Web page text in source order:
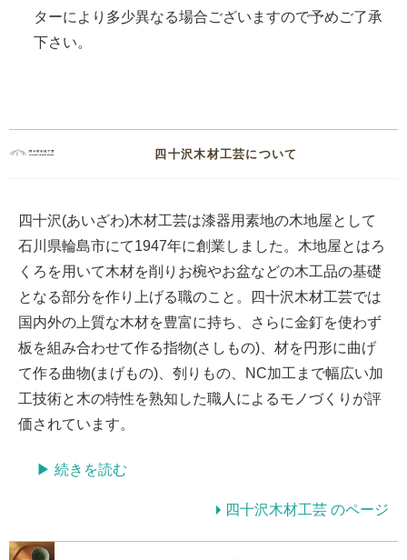
ターにより多少異なる場合ございますので予めご了承
下さい。
四十沢木材工芸について
四十沢(あいざわ)木材工芸は漆器用素地の木地屋として
石川県輪島市にて1947年に創業しました。木地屋とはろ
くろを用いて木材を削りお椀やお盆などの木工品の基礎
となる部分を作り上げる職のこと。四十沢木材工芸では
国内外の上質な木材を豊富に持ち、さらに金釘を使わず
板を組み合わせて作る指物(さしもの)、材を円形に曲げ
て作る曲物(まげもの)、刳りもの、NC加工まで幅広い加
工技術と木の特性を熟知した職人によるモノづくりが評
価されています。
▶︎ 続きを読む
四十沢木材工芸 のページ